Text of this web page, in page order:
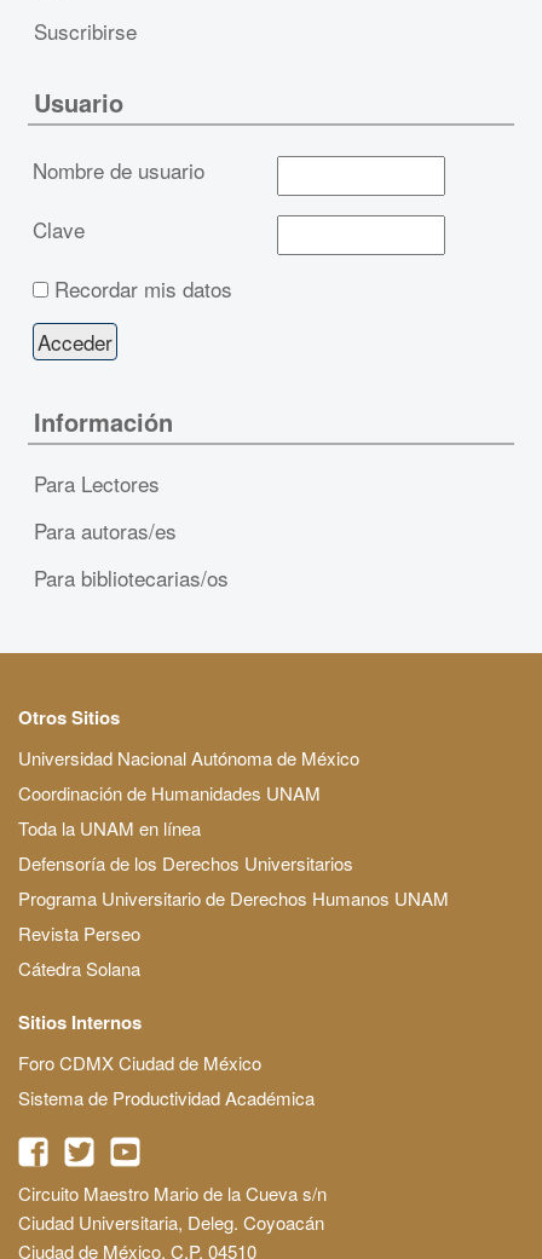
Suscribirse
Usuario
Nombre de usuario
Clave
Recordar mis datos
Información
Para Lectores
Para autoras/es
Para bibliotecarias/os
Otros Sitios
Universidad Nacional Autónoma de México
Coordinación de Humanidades UNAM
Toda la UNAM en línea
Defensoría de los Derechos Universitarios
Programa Universitario de Derechos Humanos UNAM
Revista Perseo
Cátedra Solana
Sitios Internos
Foro CDMX Ciudad de México
Sistema de Productividad Académica
Circuito Maestro Mario de la Cueva s/n
Ciudad Universitaria, Deleg. Coyoacán
Ciudad de México, C.P. 04510